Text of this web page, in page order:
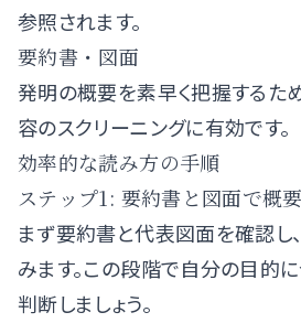
参照されます。
要約書・図面
発明の概要を素早く把握するた
容のスクリーニングに有効です。
効率的な読み方の手順
ステップ1: 要約書と図面で概
まず要約書と代表図面を確認し
みます。この段階で自分の目的
判断しましょう。